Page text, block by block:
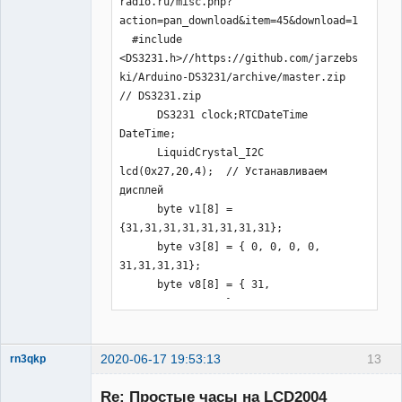
clock.begin();
    bme.begin(0x76);
    temp.begin();
temp.setResolution(9);//9 бит
    //clock.setDateTime(__DATE__,
__TIME__);
    lcd.init();lcd.backlight();//
Включаем подсветку дисплея
    lcd.createChar(1,
v1);lcd.createChar(2,
v2);lcd.createChar(3,
v3);lcd.createChar(4,
v4);lcd.createChar(5,
v5);lcd.createChar(6,
v6);lcd.createChar(7,
   void loop(){
{temp.requestTemperatures();}
action=pan_download&item=45&download=1
  #include
<DS3231.h>//https://github.com/jarzebs
ki/Arduino-DS3231/archive/master.zip
// DS3231.zip
      DS3231 clock;RTCDateTime
DateTime;
lcd(0x27,20,4);  // Устанавливаем
дисплей
{31,31,31,31,31,31,31,31};
31,31,31,31};
31,31,31,0,0,0, 0};
{0,0,0,0,0,0,0b00011,0b00011};
      byte v4[8] =
{0b00011,0b00011,0,0,0,0,0,0};
      byte v5[8] =
13
rn3qkp 2020-06-17 19:53:13
Re: Простые часы на LCD2004